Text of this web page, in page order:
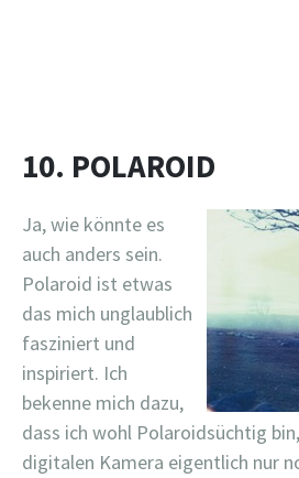
10. POLAROID
Ja, wie könnte es
auch anders sein.
Polaroid ist etwas
das mich unglaublich
fasziniert und
inspiriert. Ich
bekenne mich dazu,
dass ich wohl Polaroidsüchtig
digitalen Kamera eigentlich nur